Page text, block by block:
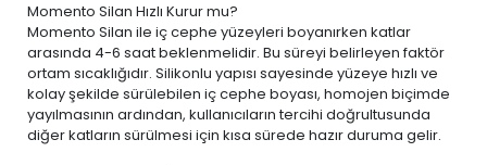
Momento Silan Hızlı Kurur mu?
Momento Silan ile iç cephe yüzeyleri boyanırken katlar
arasında 4-6 saat beklenmelidir. Bu süreyi belirleyen faktör
ortam sıcaklığıdır. Silikonlu yapısı sayesinde yüzeye hızlı ve
kolay şekilde sürülebilen iç cephe boyası, homojen biçimde
yayılmasının ardından, kullanıcıların tercihi doğrultusunda
diğer katların sürülmesi için kısa sürede hazır duruma gelir.